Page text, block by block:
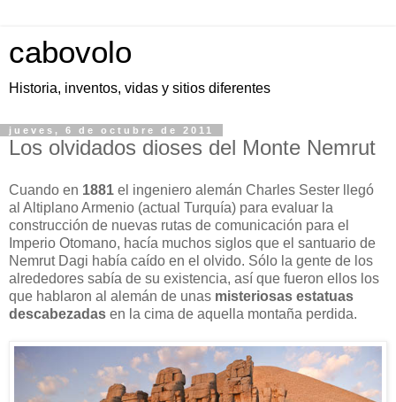
cabovolo
Historia, inventos, vidas y sitios diferentes
jueves, 6 de octubre de 2011
Los olvidados dioses del Monte Nemrut
Cuando en 1881 el ingeniero alemán Charles Sester llegó
al Altiplano Armenio (actual Turquía) para evaluar la
construcción de nuevas rutas de comunicación para el
Imperio Otomano, hacía muchos siglos que el santuario de
Nemrut Dagi había caído en el olvido. Sólo la gente de los
alrededores sabía de su existencia, así que fueron ellos los
que hablaron al alemán de unas misteriosas estatuas
descabezadas en la cima de aquella montaña perdida.